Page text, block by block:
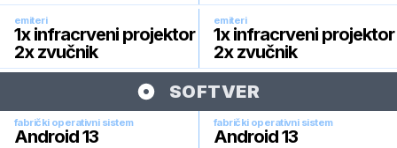
emiteri
1x infracrveni projektor
2x zvučnik
emiteri
1x infracrveni projektor
2x zvučnik
SOFTVER
fabrički operativni sistem
Android 13
fabrički operativni sistem
Android 13